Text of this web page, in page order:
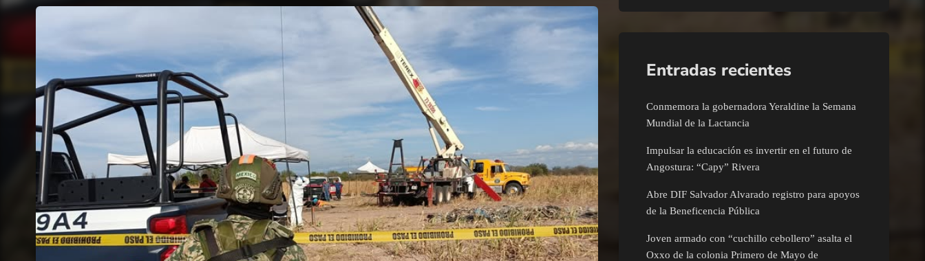
Entradas recientes
Conmemora la gobernadora Yeraldine la Semana
Mundial de la Lactancia
Impulsar la educación es invertir en el futuro de
Angostura: “Capy” Rivera
Abre DIF Salvador Alvarado registro para apoyos
de la Beneficencia Pública
Joven armado con “cuchillo cebollero” asalta el
Oxxo de la colonia Primero de Mayo de